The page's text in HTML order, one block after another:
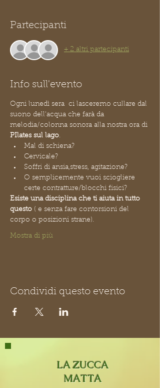
Partecipanti
+ 2 altri partecipanti
Info sull'evento
Ogni lunedì sera  ci lasceremo cullare dal
suono dell'acqua che farà da
melodia/colonna sonora alla nostra ora di
PIlates sul lago.
Mal di schiena?
Cervicale?
Soffri di ansia,stress, agitazione?
O semplicemente vuoi sciogliere
certe contratture/blocchi fisici?
Esiste una disciplina che ti aiuta in tutto
questo ( e senza fare contorsioni del
corpo o posizioni strane).
Mostra di più
Condividi questo evento
LA ZUCCA
MATTA